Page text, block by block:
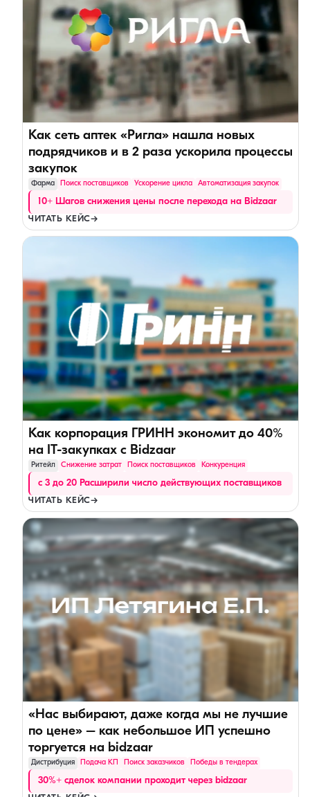
Как сеть аптек «Ригла» нашла новых
подрядчиков и в 2 раза ускорила процессы
закупок
Фарма Поиск поставщиков Ускорение цикла Автоматизация закупок
10+ Шагов снижения цены после перехода на Bidzaar
ЧИТАТЬ КЕЙС→
Как корпорация ГРИНН экономит до 40%
на IT-закупках с Bidzaar
Ритейл Снижение затрат Поиск поставщиков Конкуренция
с 3 до 20 Расширили число действующих поставщиков
ЧИТАТЬ КЕЙС→
«Нас выбирают, даже когда мы не лучшие
по цене» – как небольшое ИП успешно
торгуется на bidzaar
Дистрибуция Подача КП Поиск заказчиков Победы в тендерах
30%+ сделок компании проходит через bidzaar